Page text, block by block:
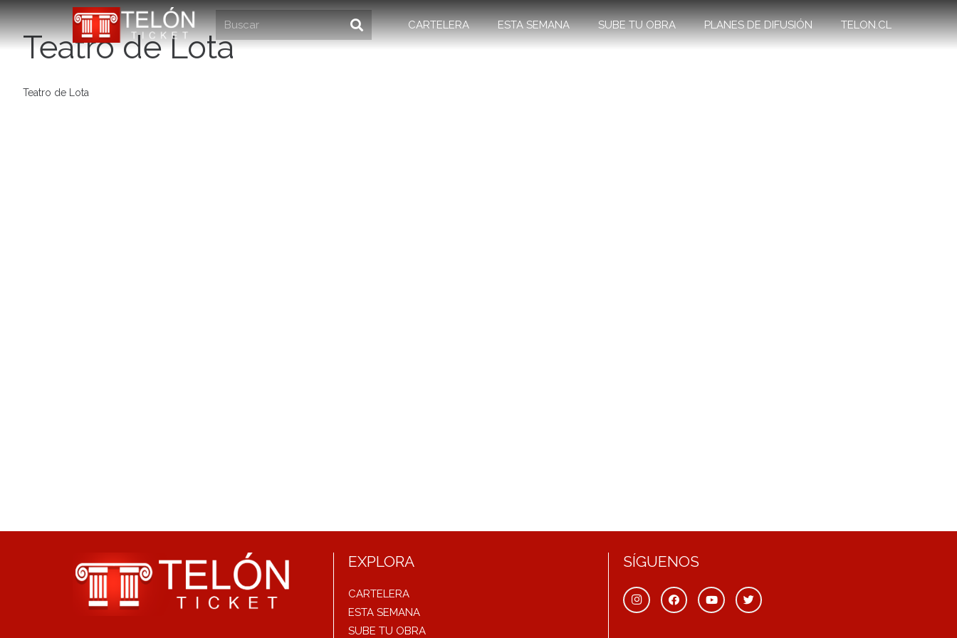
CARTELERA ESTA SEMANA SUBE TU OBRA PLANES DE DIFUSIÓN TELON.CL
Teatro de Lota
Teatro de Lota
EXPLORA
CARTELERA
ESTA SEMANA
SUBE TU OBRA
SÍGUENOS